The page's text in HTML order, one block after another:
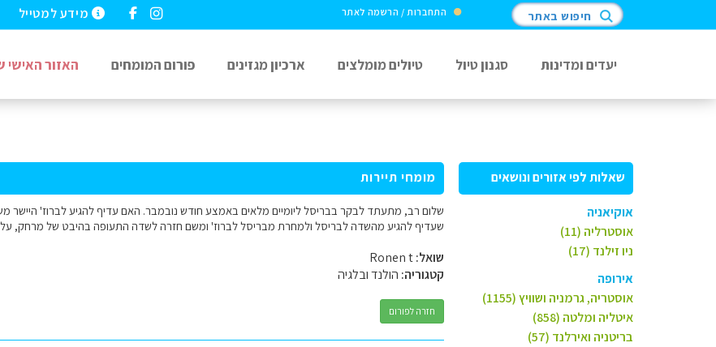
מידע למטייל התחברות / הרשמה לאתר חיפוש באתר
יעדים ומדינות סגנון טיול טיולים מומלצים ארכיון מגזינים פורום המומחים האזור האישי
שאלות לפי אזורים ונושאים
אוקיאניה
אוסטרליה (11)
ניו זילנד (17)
אירופה
אוסטריה, גרמניה ושוויץ (1155)
איטליה ומלטה (858)
בריטניה ואירלנד (57)
מומחי תיירות
שלום רב, מתעתד לבקר בבריסל ליומיים מלאים באמצע חודש נובמבר. האם עדיף להגיע לברוז'
שעדיף להגיע מהשדה לבריסל ולמחרת מבריסל לברוז' ומשם חזרה לשדה התעופה בהיבט של מרחק,
שואל:
קטגוריה: הולנד ובלגיה
חזרה לפורום